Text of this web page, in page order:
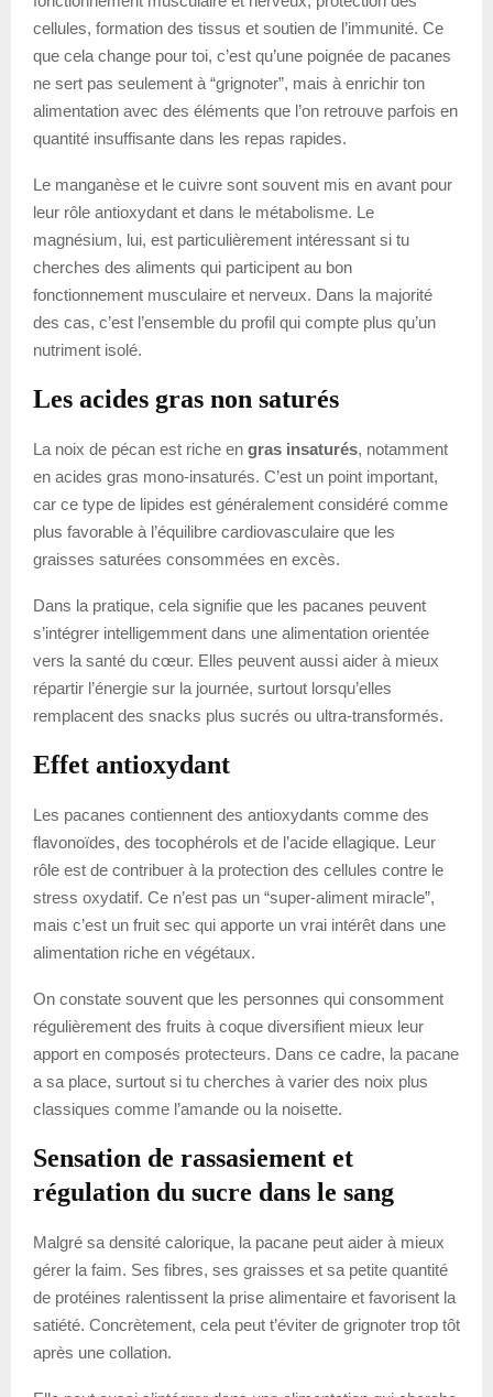
cellules, formation des tissus et soutien de l’immunité. Ce
que cela change pour toi, c’est qu’une poignée de pacanes
ne sert pas seulement à “grignoter”, mais à enrichir ton
alimentation avec des éléments que l’on retrouve parfois en
quantité insuffisante dans les repas rapides.
Le manganèse et le cuivre sont souvent mis en avant pour
leur rôle antioxydant et dans le métabolisme. Le
magnésium, lui, est particulièrement intéressant si tu
cherches des aliments qui participent au bon
fonctionnement musculaire et nerveux. Dans la majorité
des cas, c’est l’ensemble du profil qui compte plus qu’un
nutriment isolé.
Les acides gras non saturés
La noix de pécan est riche en gras insaturés, notamment
en acides gras mono-insaturés. C’est un point important,
car ce type de lipides est généralement considéré comme
plus favorable à l’équilibre cardiovasculaire que les
graisses saturées consommées en excès.
Dans la pratique, cela signifie que les pacanes peuvent
s’intégrer intelligemment dans une alimentation orientée
vers la santé du cœur. Elles peuvent aussi aider à mieux
répartir l’énergie sur la journée, surtout lorsqu’elles
remplacent des snacks plus sucrés ou ultra-transformés.
Effet antioxydant
Les pacanes contiennent des antioxydants comme des
flavonoïdes, des tocophérols et de l’acide ellagique. Leur
rôle est de contribuer à la protection des cellules contre le
stress oxydatif. Ce n’est pas un “super-aliment miracle”,
mais c’est un fruit sec qui apporte un vrai intérêt dans une
alimentation riche en végétaux.
On constate souvent que les personnes qui consomment
régulièrement des fruits à coque diversifient mieux leur
apport en composés protecteurs. Dans ce cadre, la pacane
a sa place, surtout si tu cherches à varier des noix plus
classiques comme l’amande ou la noisette.
Sensation de rassasiement et
régulation du sucre dans le sang
Malgré sa densité calorique, la pacane peut aider à mieux
gérer la faim. Ses fibres, ses graisses et sa petite quantité
de protéines ralentissent la prise alimentaire et favorisent la
satiété. Concrètement, cela peut t’éviter de grignoter trop tôt
après une collation.